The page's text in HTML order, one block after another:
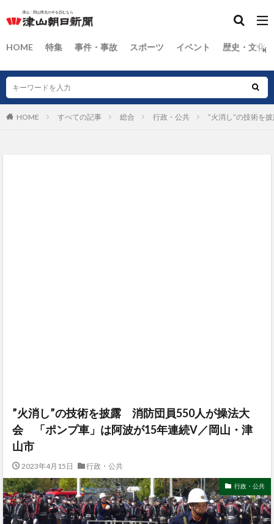
HOME 特集 事件・事故 スポーツ イベント 歴史・文化
HOME すべての記事 総合 行政・公共 ”火消し”の技術を
”火消し”の技術を披露 消防団員550人が操法大
会 「ポンプ車」は阿波が15年連続V／岡山・津
山市
2023年4月15日 行政・公共
行政・公共